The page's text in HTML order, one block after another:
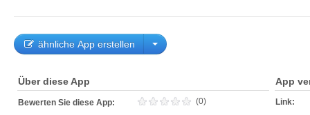
ähnliche App erstellen
Über diese App
Bewerten Sie diese App: (0)
App
Link: